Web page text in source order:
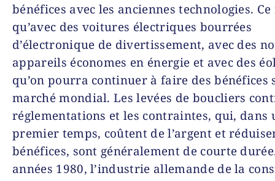
bénéfices avec les anciennes technologies. Ce
qu’avec des voitures électriques bourrées
d’électronique de divertissement, avec des
appareils économes en énergie et avec des
qu’on pourra continuer à faire des bénéfices
marché mondial. Les levées de boucliers
réglementations et les contraintes, qui, dans
premier temps, coûtent de l’argent et
bénéfices, sont généralement de courte
années 1980, l’industrie allemande de la